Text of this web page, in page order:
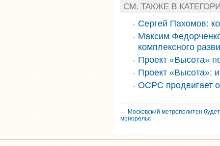
СМ. ТАКЖЕ В
Сергей Пахомов:
Максим
комплексного
Проект «Высота»
Проект «Высота»:
ОСРС продвигает
← Московский метрополитен
монорельс